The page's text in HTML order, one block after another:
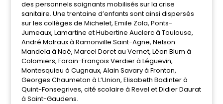
des personnels soignants mobilisés sur la crise
sanitaire. Une trentaine d’enfants sont ainsi dispersés
sur les collèges de Michelet, Emile Zola, Ponts-
Jumeaux, Lamartine et Hubertine Auclerc à Toulouse,
André Malraux à Ramonville Saint-Agne, Nelson
Mandela à Noé, Marcel Doret au Vernet, Léon Blum à
Colomiers, Forain-François Verdier à Léguevin,
Montesquieu à Cugnaux, Alain Savary à Fronton,
Georges Chaumeton à L’Union, Elisabeth Badinter à
Quint-Fonsegrives, cité scolaire à Revel et Didier Daurat
à Saint-Gaudens.